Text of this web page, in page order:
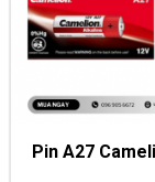
Pin A27